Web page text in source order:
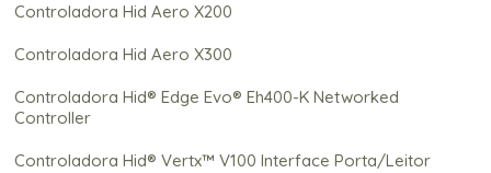
Controladora Hid Aero X200
Controladora Hid Aero X300
Controladora Hid® Edge Evo® Eh400-K Networked
Controller
Controladora Hid® Vertx™ V100 Interface Porta/Leitor